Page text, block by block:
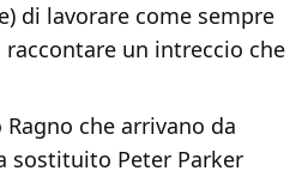
di lavorare come sempre
un intreccio che
che arrivano da
sostituito Peter Parker